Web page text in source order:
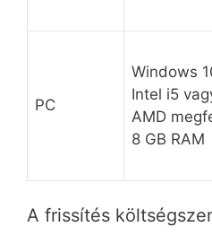
PC
Windows
Intel i5
AMD
8 GB RAM
A frissítés